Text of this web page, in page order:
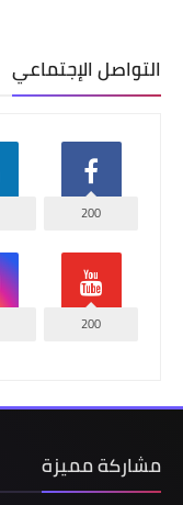
التواصل الإجتماعي
200
200
مشاركة مميزة